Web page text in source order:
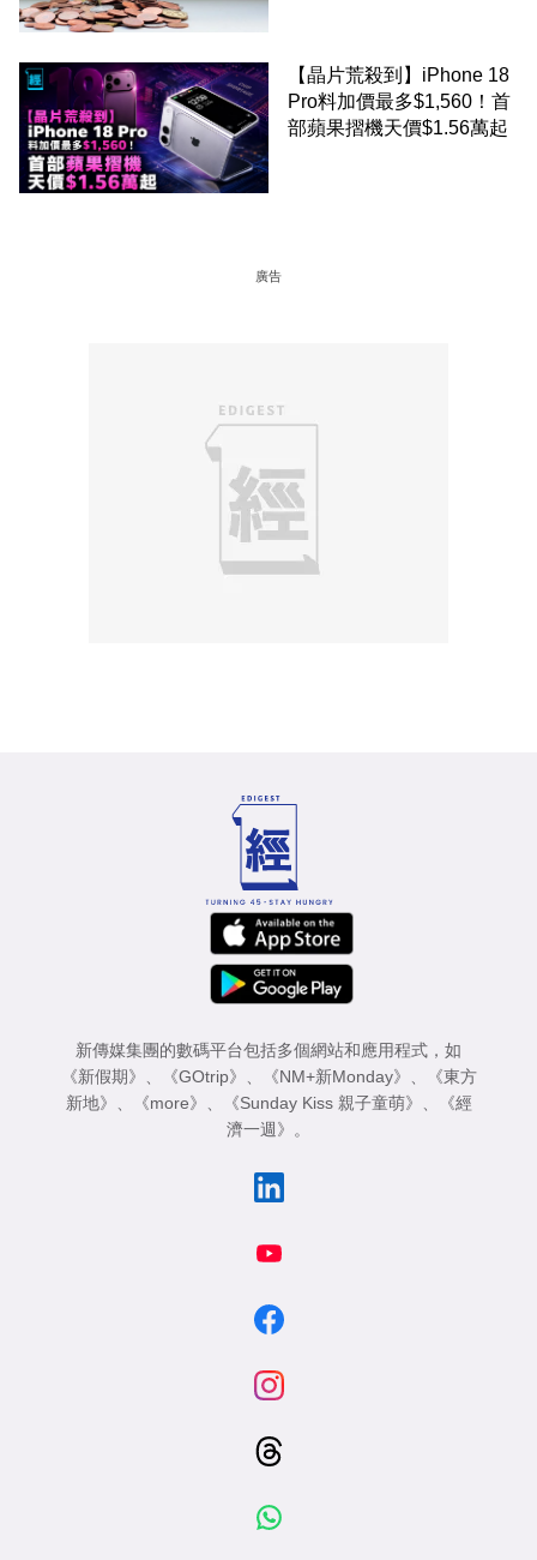
【晶片荒殺到】iPhone 18
Pro料加價最多$1,560！首
部蘋果摺機天價$1.56萬起
廣告
新傳媒集團的數碼平台包括多個網站和應用程式，如
《新假期》
《GOtrip》 《NM+新Monday》
《東方
新地》
《more》 《Sunday Kiss 親子童萌》
《經
濟一週》
。